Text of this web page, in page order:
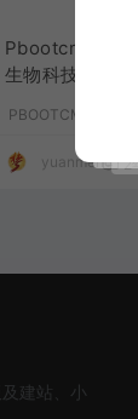
Pbootcms响应
生物科技网站源
PBOOTCMS
yuanmeng 2
建站、小